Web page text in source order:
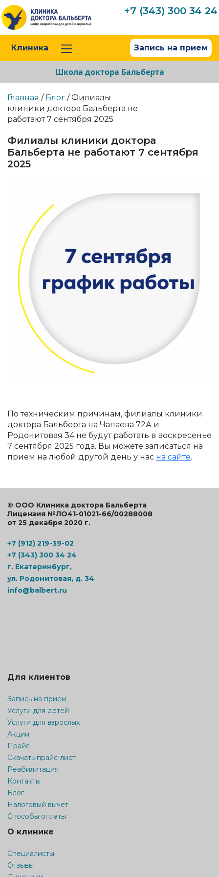
+7 (343) 300 34 24
Клиника Запись на прием
Школа доктора Бальберта
Главная / Блог / Филиалы
клиники доктора Бальберта не
работают 7 сентября 2025
Филиалы клиники доктора
Бальберта не работают 7 сентября
2025
По техническим причинам, филиалы клиники
доктора Бальберта на Чапаева 72А и
Родонитовая 34 не будут работать в воскресенье
7 сентября 2025 года. Вы можете записаться на
прием на любой другой день у нас на сайте.
© ООО Клиника доктора Бальберта
Лицензия №ЛО41-01021-66/00288008
от 25 декабря 2020 г.
+7 (912) 219-39-02
+7 (343) 300 34 24
г. Екатеринбург,
ул. Родонитовая, д. 34
info@balbert.ru
Для клиентов
Запись на прием
Услуги для детей
Услуги для взрослых
Акции
Прайс
Скачать прайс-лист
Реабилитация
Контакты
Блог
Налоговый вычет
Способы оплаты
О клинике
Специалисты
Отзывы